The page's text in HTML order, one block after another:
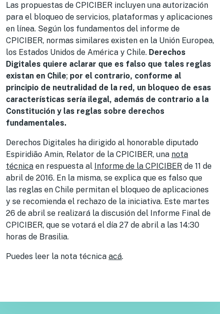
Las propuestas de CPICIBER incluyen una autorización
para el bloqueo de servicios, plataformas y aplicaciones
en línea. Según los fundamentos del informe de
CPICIBER, normas similares existen en la Unión Europea,
los Estados Unidos de América y Chile. Derechos
Digitales quiere aclarar que es falso que tales reglas
existan en Chile; por el contrario, conforme al
principio de neutralidad de la red, un bloqueo de esas
características sería ilegal, además de contrario a la
Constitución y las reglas sobre derechos
fundamentales.
Derechos Digitales ha dirigido al honorable diputado
Espiridião Amin, Relator de la CPICIBER, una nota
técnica en respuesta al Informe de la CPICIBER de 11 de
abril de 2016. En la misma, se explica que es falso que
las reglas en Chile permitan el bloqueo de aplicaciones
y se recomienda el rechazo de la iniciativa. Este martes
26 de abril se realizará la discusión del Informe Final de
CPICIBER, que se votará el día 27 de abril a las 14:30
horas de Brasilia.
Puedes leer la nota técnica acá.